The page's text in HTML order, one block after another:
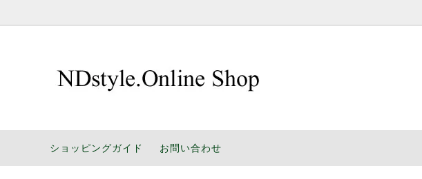
色で選ぶ デザイナーで選ぶ
NDstyle.ソファのパーツ販売 工場通信で知る 家具づくりの裏側
ショッピングガイド お問い合わせ